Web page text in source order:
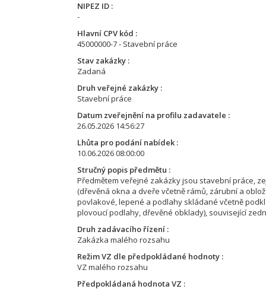
NIPEZ ID
-
Hlavní CPV kód
45000000-7 - Stavební práce
Stav zakázky
Zadaná
Druh veřejné zakázky
Stavební práce
Datum zveřejnění na profilu zadavatele
26.05.2026 14:56:27
Lhůta pro podání nabídek
10.06.2026 08:00:00
Stručný popis předmětu
Předmětem veřejné zakázky jsou stavební práce,
(dřevěná okna a dveře včetně rámů, zárubní a
povlakové, lepené a podlahy skládané včetně
plovoucí podlahy, dřevěné obklady), související
Druh zadávacího řízení
Zakázka malého rozsahu
Režim VZ dle předpokládané hodnoty
VZ malého rozsahu
Předpokládaná hodnota VZ